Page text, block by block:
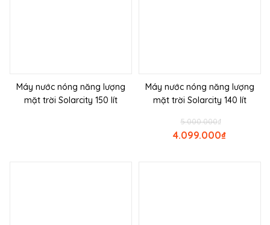
Máy nước nóng năng lượng
mặt trời Solarcity 150 lít
Máy nước nóng năng lượng
mặt trời Solarcity 140 lít
₫
5.000.000
₫
4.099.000